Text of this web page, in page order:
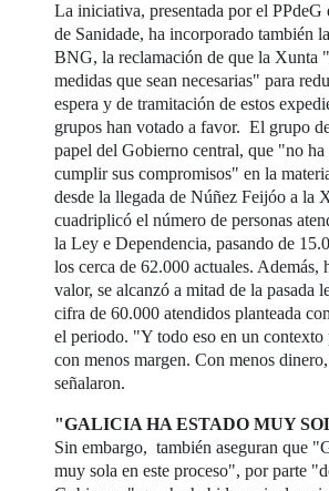
La iniciativa, presentada por el PPdeG
de Sanidade, ha incorporado también
BNG, la reclamación de que la Xunta
medidas que sean necesarias" para
espera y de tramitación de estos
grupos han votado a favor. El grupo
papel del Gobierno central, que "no ha
cumplir sus compromisos" en la
desde la llegada de Núñez Feijóo a la
cuadriplicó el número de personas
la Ley e Dependencia, pasando de
los cerca de 62.000 actuales. Además,
valor, se alcanzó a mitad de la pasada
cifra de 60.000 atendidos planteada
el periodo. "Y todo eso en un contexto
con menos margen. Con menos
señalaron.
"GALICIA HA ESTADO MUY
Sin embargo, también aseguran que
muy sola en este proceso", por parte